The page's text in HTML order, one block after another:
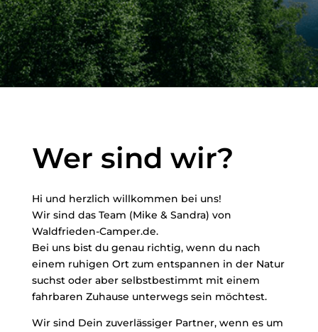
Wer sind wir?
Hi und herzlich willkommen bei uns!
Wir sind das Team (Mike & Sandra) von
Waldfrieden-Camper.de.
Bei uns bist du genau richtig, wenn du nach
einem ruhigen Ort zum entspannen in der Natur
suchst oder aber selbstbestimmt mit einem
fahrbaren Zuhause unterwegs sein möchtest.
Wir sind Dein zuverlässiger Partner, wenn es um